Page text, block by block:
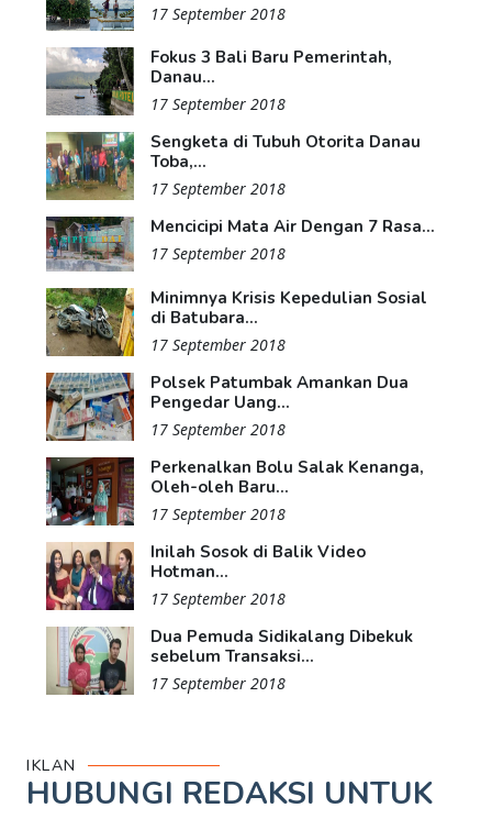
17 September 2018
Fokus 3 Bali Baru Pemerintah,
Danau...
17 September 2018
Sengketa di Tubuh Otorita Danau
Toba,...
17 September 2018
Mencicipi Mata Air Dengan 7 Rasa...
17 September 2018
Minimnya Krisis Kepedulian Sosial
di Batubara...
17 September 2018
Polsek Patumbak Amankan Dua
Pengedar Uang...
17 September 2018
Perkenalkan Bolu Salak Kenanga,
Oleh-oleh Baru...
17 September 2018
Inilah Sosok di Balik Video
Hotman...
17 September 2018
Dua Pemuda Sidikalang Dibekuk
sebelum Transaksi...
17 September 2018
IKLAN
HUBUNGI REDAKSI UNTUK